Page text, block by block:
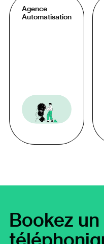
Agence
Automatisation
Bookez